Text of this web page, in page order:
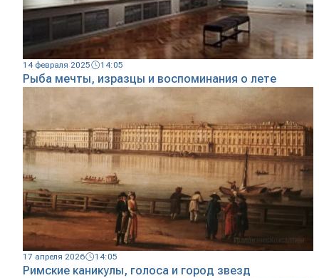
14 февраля 2025 14:05
Рыба мечты, изразцы и воспоминания о лете
17 апреля 2026 14:05
Римские каникулы, голоса и город звезд